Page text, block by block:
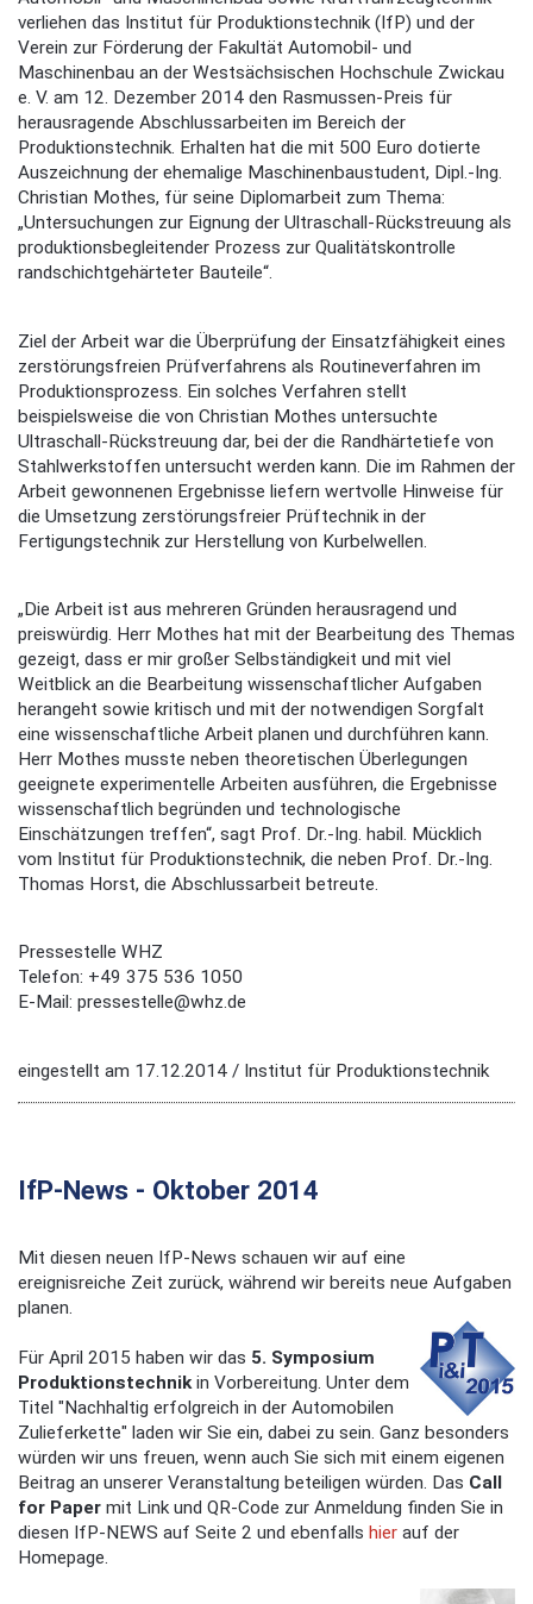
verliehen das Institut für Produktionstechnik (IfP) und der
Verein zur Förderung der Fakultät Automobil- und
Maschinenbau an der Westsächsischen Hochschule Zwickau
e. V. am 12. Dezember 2014 den Rasmussen-Preis für
herausragende Abschlussarbeiten im Bereich der
Produktionstechnik. Erhalten hat die mit 500 Euro dotierte
Auszeichnung der ehemalige Maschinenbaustudent, Dipl.-Ing.
Christian Mothes, für seine Diplomarbeit zum Thema:
„Untersuchungen zur Eignung der Ultraschall-Rückstreuung als
produktionsbegleitender Prozess zur Qualitätskontrolle
randschichtgehärteter Bauteile“.
Ziel der Arbeit war die Überprüfung der Einsatzfähigkeit eines
zerstörungsfreien Prüfverfahrens als Routineverfahren im
Produktionsprozess. Ein solches Verfahren stellt
beispielsweise die von Christian Mothes untersuchte
Ultraschall-Rückstreuung dar, bei der die Randhärtetiefe von
Stahlwerkstoffen untersucht werden kann. Die im Rahmen der
Arbeit gewonnenen Ergebnisse liefern wertvolle Hinweise für
die Umsetzung zerstörungsfreier Prüftechnik in der
Fertigungstechnik zur Herstellung von Kurbelwellen.
„Die Arbeit ist aus mehreren Gründen herausragend und
preiswürdig. Herr Mothes hat mit der Bearbeitung des Themas
gezeigt, dass er mir großer Selbständigkeit und mit viel
Weitblick an die Bearbeitung wissenschaftlicher Aufgaben
herangeht sowie kritisch und mit der notwendigen Sorgfalt
eine wissenschaftliche Arbeit planen und durchführen kann.
Herr Mothes musste neben theoretischen Überlegungen
geeignete experimentelle Arbeiten ausführen, die Ergebnisse
wissenschaftlich begründen und technologische
Einschätzungen treffen“, sagt Prof. Dr.-Ing. habil. Mücklich
vom Institut für Produktionstechnik, die neben Prof. Dr.-Ing.
Thomas Horst, die Abschlussarbeit betreute.
Pressestelle WHZ
Telefon: +49 375 536 1050
E-Mail: pressestelle@whz.de
eingestellt am 17.12.2014 / Institut für Produktionstechnik
IfP-News - Oktober 2014
Mit diesen neuen IfP-News schauen wir auf eine
ereignisreiche Zeit zurück, während wir bereits neue Aufgaben
planen.
Für April 2015 haben wir das 5. Symposium
Produktionstechnikin Vorbereitung. Unter dem
Titel "Nachhaltig erfolgreich in der Automobilen
Zulieferkette" laden wir Sie ein, dabei zu sein. Ganz besonders
würden wir uns freuen, wenn auch Sie sich mit einem eigenen
Beitrag an unserer Veranstaltung beteiligen würden. Das Call
for Paper mit Link und QR-Code zur Anmeldung finden Sie in
diesen IfP-NEWS auf Seite 2 und ebenfalls hier auf der
Homepage.